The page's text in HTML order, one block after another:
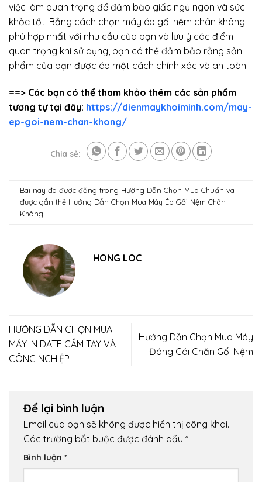
việc làm quan trọng để đảm bảo giấc ngủ ngon và sức
khỏe tốt. Bằng cách chọn máy ép gối nệm chân không
phù hợp nhất với nhu cầu của bạn và lưu ý các điểm
quan trọng khi sử dụng, bạn có thể đảm bảo rằng sản
phẩm của bạn được ép một cách chính xác và an toàn.
==> Các bạn có thể tham khảo thêm các sản phẩm
tương tự tại đây: https://dienmaykhoiminh.com/may-
ep-goi-nem-chan-khong/
Chia sẻ:
Bài này đã được đăng trong Hướng Dẫn Chọn Mua Chuẩn và
được gắn thẻ Hướng Dẫn Chọn Mua Máy Ép Gối Nệm Chân
Không.
HONG LOC
HƯỚNG DẪN CHỌN MUA
MÁY IN DATE CẦM TAY VÀ
CÔNG NGHIỆP
Hướng Dẫn Chọn Mua Máy
Đóng Gói Chăn Gối Nệm
Để lại bình luận
Email của bạn sẽ không được hiển thị công khai.
Các trường bắt buộc được đánh dấu *
Bình luận *